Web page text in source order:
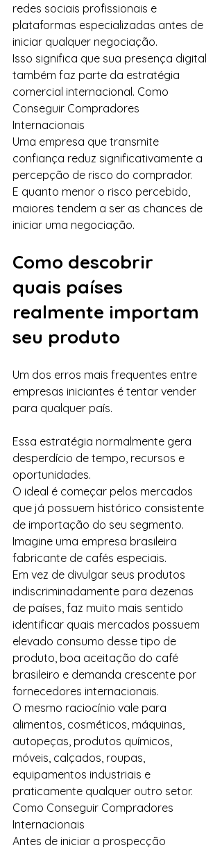
redes sociais profissionais e
plataformas especializadas antes de
iniciar qualquer negociação.
Isso significa que sua presença digital
também faz parte da estratégia
comercial internacional. Como
Conseguir Compradores
Internacionais
Uma empresa que transmite
confiança reduz significativamente a
percepção de risco do comprador.
E quanto menor o risco percebido,
maiores tendem a ser as chances de
iniciar uma negociação.
Como descobrir
quais países
realmente importam
seu produto
Um dos erros mais frequentes entre
empresas iniciantes é tentar vender
para qualquer país.
Essa estratégia normalmente gera
desperdício de tempo, recursos e
oportunidades.
O ideal é começar pelos mercados
que já possuem histórico consistente
de importação do seu segmento.
Imagine uma empresa brasileira
fabricante de cafés especiais.
Em vez de divulgar seus produtos
indiscriminadamente para dezenas
de países, faz muito mais sentido
identificar quais mercados possuem
elevado consumo desse tipo de
produto, boa aceitação do café
brasileiro e demanda crescente por
fornecedores internacionais.
O mesmo raciocínio vale para
alimentos, cosméticos, máquinas,
autopeças, produtos químicos,
móveis, calçados, roupas,
equipamentos industriais e
praticamente qualquer outro setor.
Como Conseguir Compradores
Internacionais
Antes de iniciar a prospecção